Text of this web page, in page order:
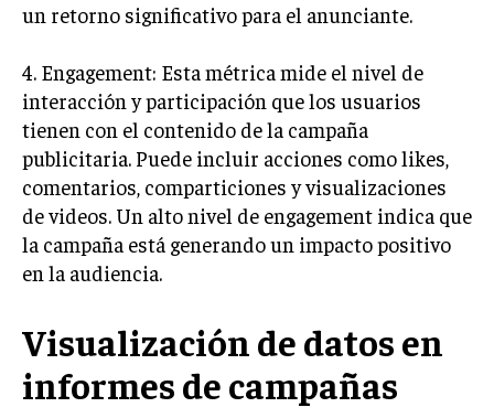
ALIANZAS ESTRATÉGICAS
TECNOLOGIA
SOSTENIBILIDAD Y MEDIO AMBIENTE
GESTIÓN DE LA INNOVACIÓN TECNOLÓGICA
TRANSFORMACIÓN DIGITAL
ANALÍTICA EMPRESARIAL Y BUSINESS
INTELLIGENCE
CIBERSEGURIDAD EMPRESARIAL
ESTRATEGIA
EMPRESAS FAMILIARES Y SUCESIÓN
GESTIÓN DEL RIESGO EMPRESARIAL
un retorno significativo para el anunciante.
4. Engagement: Esta métrica mide el nivel de
interacción y participación que los usuarios
tienen con el contenido de la campaña
publicitaria. Puede incluir acciones como likes,
comentarios, comparticiones y visualizaciones
de videos. Un alto nivel de engagement indica que
la campaña está generando un impacto positivo
en la audiencia.
Visualización de datos en
informes de campañas